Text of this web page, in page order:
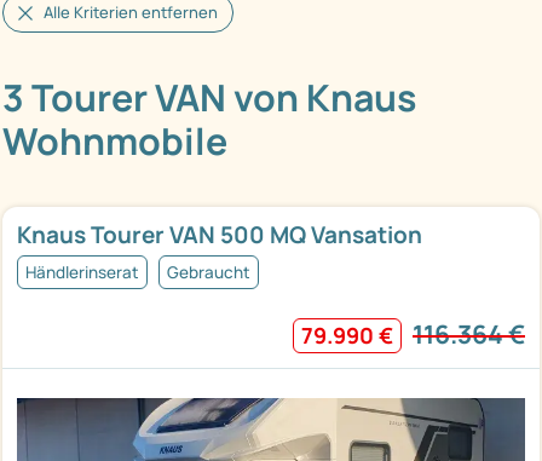
Alle Kriterien entfernen
3 Tourer VAN von Knaus
Wohnmobile
Knaus Tourer VAN 500 MQ Vansation
Händlerinserat Gebraucht
79.990 € 116.364 €